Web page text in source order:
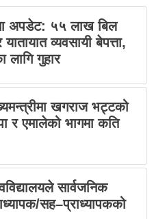
अपडेट: ५५ लाख बिल
व्यवसायी बेपत्ता,
लागि गुहार
खगराज भट्टको
र एमालेको भागमा कति
सार्वजनिक
सह–प्राध्यापकको